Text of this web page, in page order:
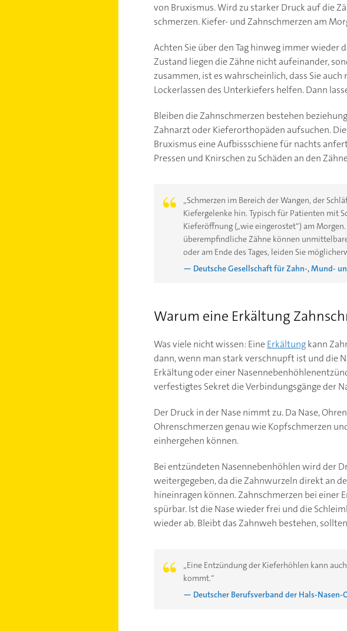
von Bruxismus. Wird zu starker Druck auf die
schmerzen. Kiefer- und Zahnschmerzen am
Achten Sie über den Tag hinweg immer
Zustand liegen die Zähne nicht aufeinander,
zusammen, ist es wahrscheinlich, dass Sie
Lockerlassen des Unterkiefers helfen. Dann
Bleiben die Zahnschmerzen bestehen
Zahnarzt oder Kieferorthopäden aufsuchen.
Bruxismus eine Aufbissschiene für nachts
Pressen und Knirschen zu Schäden an den
„Schmerzen im Bereich der Wangen, der
Kiefergelenke hin. Typisch für Patienten mit
Kieferöffnung („wie eingerostet“) am
überempfindliche Zähne können
oder am Ende des Tages, leiden Sie
— Deutsche Gesellschaft für Zahn-, Mund-
Warum eine Erkältung
Was viele nicht wissen: EineErkältungkann
dann, wenn man stark verschnupft ist und die
Erkältung oder einer
verfestigtes Sekret die Verbindungsgänge der
Der Druck in der Nase nimmt zu. Da Nase,
Ohrenschmerzen genau wie Kopfschmerzen
einhergehen können.
Bei entzündeten Nasennebenhöhlen wird der
weitergegeben, da die Zahnwurzeln direkt an
hineinragen können. Zahnschmerzen bei einer
spürbar. Ist die Nase wieder frei und die
wieder ab. Bleibt das Zahnweh bestehen,
„Eine Entzündung der Kieferhöhlen kann
kommt.“
— Deutscher Berufsverband der Hals-Nasen-